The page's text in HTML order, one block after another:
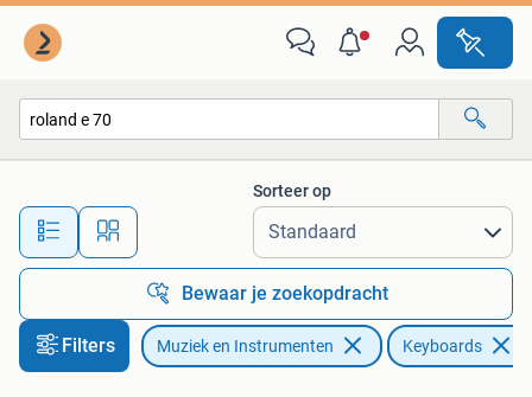
Alle afstanden…
Sorteer op
Bewaar je zoekopdracht
Filters Muziek en Instrumenten Keyboards